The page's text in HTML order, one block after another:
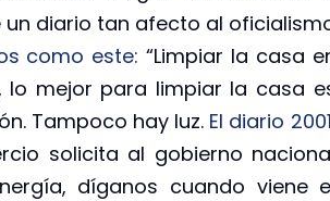
un diario tan afecto al
como este: “Limpiar la casa
lo mejor para limpiar la casa
Tampoco hay luz. El diario
solicita al gobierno
díganos cuando viene